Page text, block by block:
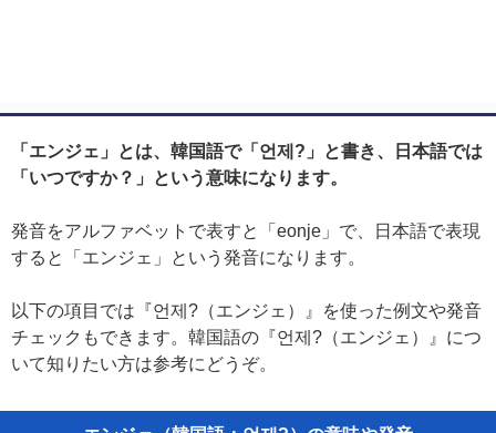
「エンジェ」とは、韓国語で「언제?」と書き、日本語では
「いつですか？」という意味になります。
発音をアルファベットで表すと「eonje」で、日本語で表現
すると「エンジェ」という発音になります。
以下の項目では『언제?（エンジェ）』を使った例文や発音
チェックもできます。韓国語の『언제?（エンジェ）』につ
いて知りたい方は参考にどうぞ。